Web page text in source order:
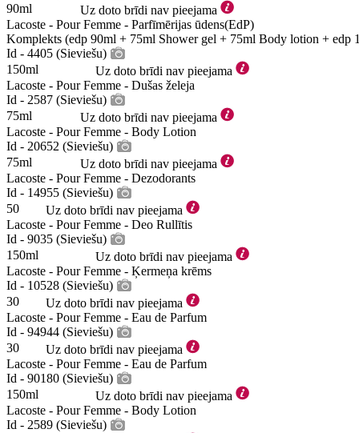
90ml
Uz doto brīdi nav pieejama
Lacoste - Pour Femme - Parfīmērijas ūdens(EdP)
Komplekts (edp 90ml + 75ml Shower gel + 75ml Body lotion + edp
Id - 4405 (Sieviešu)
150ml
Uz doto brīdi nav pieejama
Lacoste - Pour Femme - Dušas želeja
Id - 2587 (Sieviešu)
75ml
Uz doto brīdi nav pieejama
Lacoste - Pour Femme - Body Lotion
Id - 20652 (Sieviešu)
75ml
Uz doto brīdi nav pieejama
Lacoste - Pour Femme - Dezodorants
Id - 14955 (Sieviešu)
50
Uz doto brīdi nav pieejama
Lacoste - Pour Femme - Deo Rullītis
Id - 9035 (Sieviešu)
150ml
Uz doto brīdi nav pieejama
Lacoste - Pour Femme - Ķermeņa krēms
Id - 10528 (Sieviešu)
30
Uz doto brīdi nav pieejama
Lacoste - Pour Femme - Eau de Parfum
Id - 94944 (Sieviešu)
30
Uz doto brīdi nav pieejama
Lacoste - Pour Femme - Eau de Parfum
Id - 90180 (Sieviešu)
150ml
Uz doto brīdi nav pieejama
Lacoste - Pour Femme - Body Lotion
Id - 2589 (Sieviešu)